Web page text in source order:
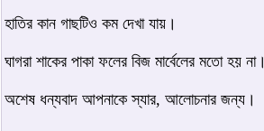
হাতির কান গাছটিও কম দেখা যায়।
ঘাগরা শাকের পাকা ফলের বিজ মার্বেলের মতো হয় না।
অশেষ ধন্যবাদ আপনাকে স্যার, আলোচনার জন্য।